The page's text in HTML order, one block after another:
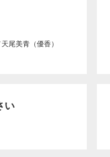
天尾美青（優香）
い